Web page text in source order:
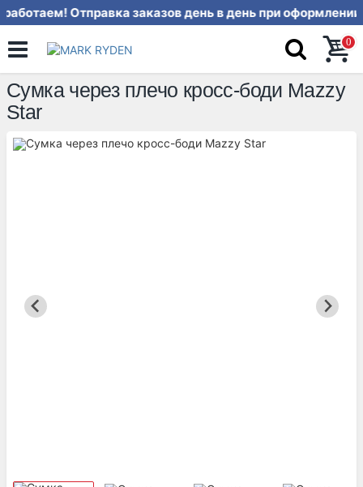
Отправка заказов день
0
Сумка через плечо кросс-боди Mazzy
Star